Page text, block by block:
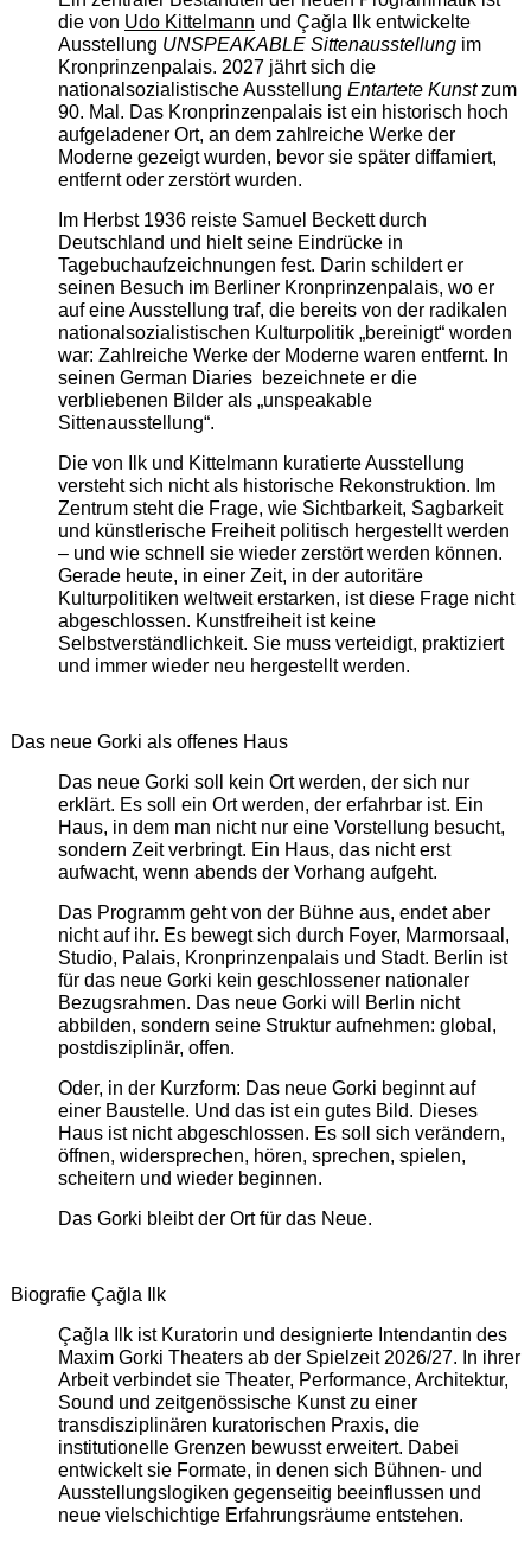
die von Udo Kittelmann und Çağla Ilk entwickelte
Ausstellung UNSPEAKABLE Sittenausstellungim
Kronprinzenpalais. 2027 jährt sich die
nationalsozialistische Ausstellung Entartete Kunstzum
90. Mal. Das Kronprinzenpalais ist ein historisch hoch
aufgeladener Ort, an dem zahlreiche Werke der
Moderne gezeigt wurden, bevor sie später diffamiert,
entfernt oder zerstört wurden.
Im Herbst 1936 reiste Samuel Beckett durch
Deutschland und hielt seine Eindrücke in
Tagebuchaufzeichnungen fest. Darin schildert er
seinen Besuch im Berliner Kronprinzenpalais, wo er
auf eine Ausstellung traf, die bereits von der radikalen
nationalsozialistischen Kulturpolitik „bereinigt“ worden
war: Zahlreiche Werke der Moderne waren entfernt. In
seinen German Diaries bezeichnete er die
verbliebenen Bilder als „unspeakable
Sittenausstellung“.
Die von Ilk und Kittelmann kuratierte Ausstellung
versteht sich nicht als historische Rekonstruktion. Im
Zentrum steht die Frage, wie Sichtbarkeit, Sagbarkeit
und künstlerische Freiheit politisch hergestellt werden
– und wie schnell sie wieder zerstört werden können.
Gerade heute, in einer Zeit, in der autoritäre
Kulturpolitiken weltweit erstarken, ist diese Frage nicht
abgeschlossen. Kunstfreiheit ist keine
Selbstverständlichkeit. Sie muss verteidigt, praktiziert
und immer wieder neu hergestellt werden.
Das neue Gorki als offenes Haus
Das neue Gorki soll kein Ort werden, der sich nur
erklärt. Es soll ein Ort werden, der erfahrbar ist. Ein
Haus, in dem man nicht nur eine Vorstellung besucht,
sondern Zeit verbringt. Ein Haus, das nicht erst
aufwacht, wenn abends der Vorhang aufgeht.
Das Programm geht von der Bühne aus, endet aber
nicht auf ihr. Es bewegt sich durch Foyer, Marmorsaal,
Studio, Palais, Kronprinzenpalais und Stadt. Berlin ist
für das neue Gorki kein geschlossener nationaler
Bezugsrahmen. Das neue Gorki will Berlin nicht
abbilden, sondern seine Struktur aufnehmen: global,
postdisziplinär, offen.
Oder, in der Kurzform: Das neue Gorki beginnt auf
einer Baustelle. Und das ist ein gutes Bild. Dieses
Haus ist nicht abgeschlossen. Es soll sich verändern,
öffnen, widersprechen, hören, sprechen, spielen,
scheitern und wieder beginnen.
Das Gorki bleibt der Ort für das Neue.
Biografie Çağla Ilk
Çağla Ilk ist Kuratorin und designierte Intendantin des
Maxim Gorki Theaters ab der Spielzeit 2026/27. In ihrer
Arbeit verbindet sie Theater, Performance, Architektur,
Sound und zeitgenössische Kunst zu einer
transdisziplinären kuratorischen Praxis, die
institutionelle Grenzen bewusst erweitert. Dabei
entwickelt sie Formate, in denen sich Bühnen- und
Ausstellungslogiken gegenseitig beeinflussen und
neue vielschichtige Erfahrungsräume entstehen.